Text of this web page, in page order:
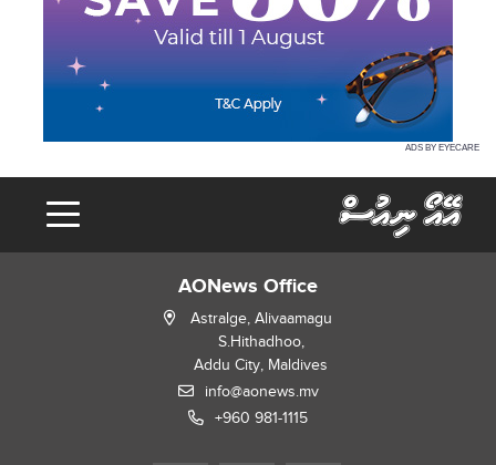
ADS BY EYECARE
AONews Office
Astralge, Alivaamagu
S.Hithadhoo,
Addu City, Maldives
info@aonews.mv
+960 981-1115